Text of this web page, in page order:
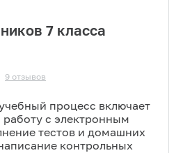
7 класса
9 отзывов
процесс включает
с электронным
тестов и домашних
контрольных